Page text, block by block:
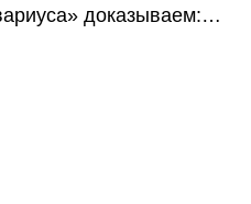
доказываем: